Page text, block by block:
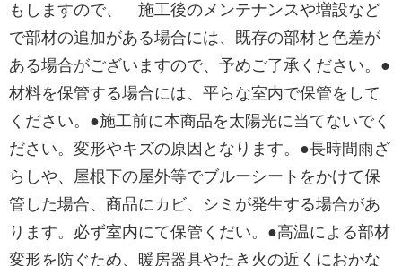
もしますので、 施工後のメンテナンスや増設など
で部材の追加がある場合には、既存の部材と色差が
ある場合がございますので、予めご了承ください。●
材料を保管する場合には、平らな室内で保管をして
ください。●施工前に本商品を太陽光に当てないでく
ださい。変形やキズの原因となります。●長時間雨ざ
らしや、屋根下の屋外等でブルーシートをかけて保
管した場合、商品にカビ、シミが発生する場合があ
ります。必ず室内にて保管くだい。●高温による部材
変形を防ぐため、暖房器具やたき火の近くにおかな